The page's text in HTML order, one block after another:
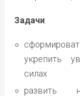
Задачи:
укрепить
силах
развить